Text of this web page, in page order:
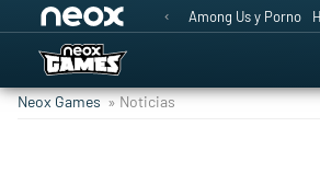
Among Us y Porno
Neox Games » Noticias